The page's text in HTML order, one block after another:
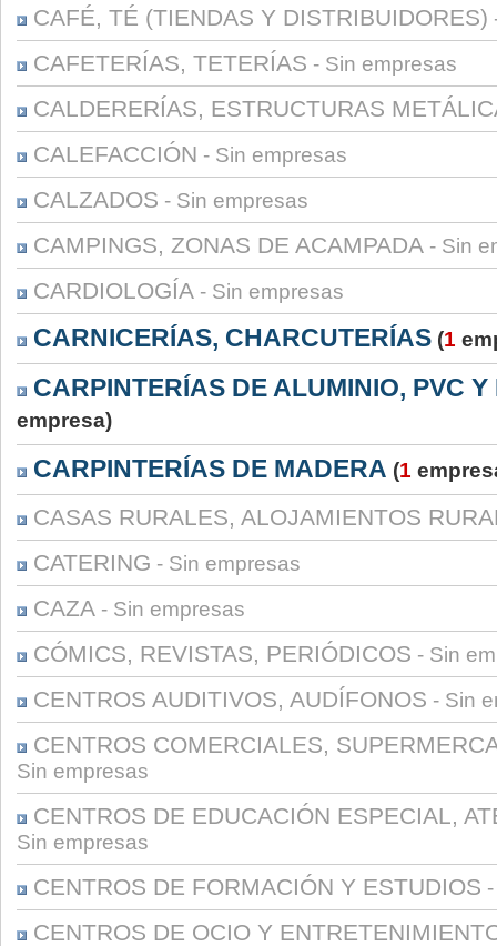
CAFÉ, TÉ (TIENDAS Y DISTRIBUIDORES)
CAFETERÍAS, TETERÍAS - Sin empresas
CALDERERÍAS, ESTRUCTURAS
CALEFACCIÓN - Sin empresas
CALZADOS - Sin empresas
CAMPINGS, ZONAS DE ACAMPADA - Sin
CARDIOLOGÍA - Sin empresas
CARNICERÍAS, CHARCUTERÍAS (1
CARPINTERÍAS DE ALUMINIO, PVC
empresa)
CARPINTERÍAS DE MADERA (1
CASAS RURALES, ALOJAMIENTOS
CATERING - Sin empresas
CAZA - Sin empresas
CÓMICS, REVISTAS, PERIÓDICOS - Sin
CENTROS AUDITIVOS, AUDÍFONOS - Sin
CENTROS COMERCIALES,
Sin empresas
CENTROS DE EDUCACIÓN ESPECIAL,
Sin empresas
CENTROS DE FORMACIÓN Y ESTUDIOS
CENTROS DE OCIO Y